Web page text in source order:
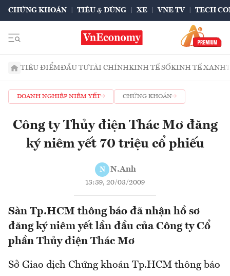
CHỨNG KHOÁN TIÊU & DÙNG XE VNE TV TECH
TIÊU ĐIỂMĐẦU TƯTÀI CHÍNHKINH TẾ SỐKINH TẾ XANH
DOANH NGHIỆP NIÊM YẾT CHỨNG KHOÁN
Công ty Thủy điện Thác Mơ đăng
ký niêm yết 70 triệu cổ phiếu
N N.Anh
13:39, 20/03/2009
Sàn Tp.HCM thông báo đã nhận hồ sơ
đăng ký niêm yết lần đầu của Công ty Cổ
phần Thủy điện Thác Mơ
Sở Giao dịch Chứng khoán Tp.HCM thông báo